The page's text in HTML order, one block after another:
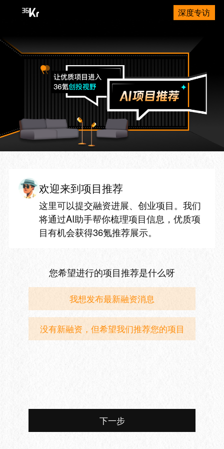
深度专访
欢迎来到项目推荐
这里可以提交融资进展、创业项目。我们
将通过AI助手帮你梳理项目信息，优质项
目有机会获得36氪推荐展示。
您希望进行的项目推荐是什么呀
我想发布最新融资消息
没有新融资，但希望我们推荐您的项目
下一步